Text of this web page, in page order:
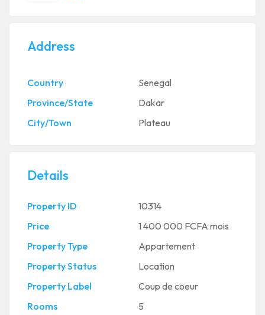
Address
Country
Senegal
Province/State
Dakar
City/Town
Plateau
Details
Property ID
10314
Price
1 400 000 FCFA mois
Property Type
Appartement
Property Status
Location
Property Label
Coup de coeur
Rooms
5